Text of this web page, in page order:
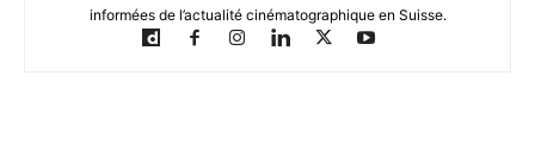
informées de l’actualité cinématographique en Suisse.